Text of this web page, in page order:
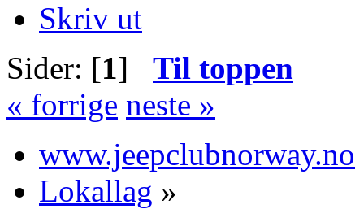
Skriv ut
Sider: [1] Til toppen
« forrige neste »
www.jeepclubnorway.no
Lokallag »